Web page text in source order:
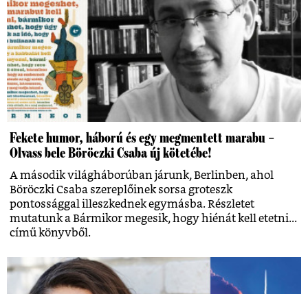
Fekete humor, háború és egy megmentett marabu –
Olvass bele Böröczki Csaba új kötetébe!
A második világháborúban járunk, Berlinben, ahol
Böröczki Csaba szereplőinek sorsa groteszk
pontossággal illeszkednek egymásba. Részletet
mutatunk a Bármikor megesik, hogy hiénát kell etetni...
című könyvből.